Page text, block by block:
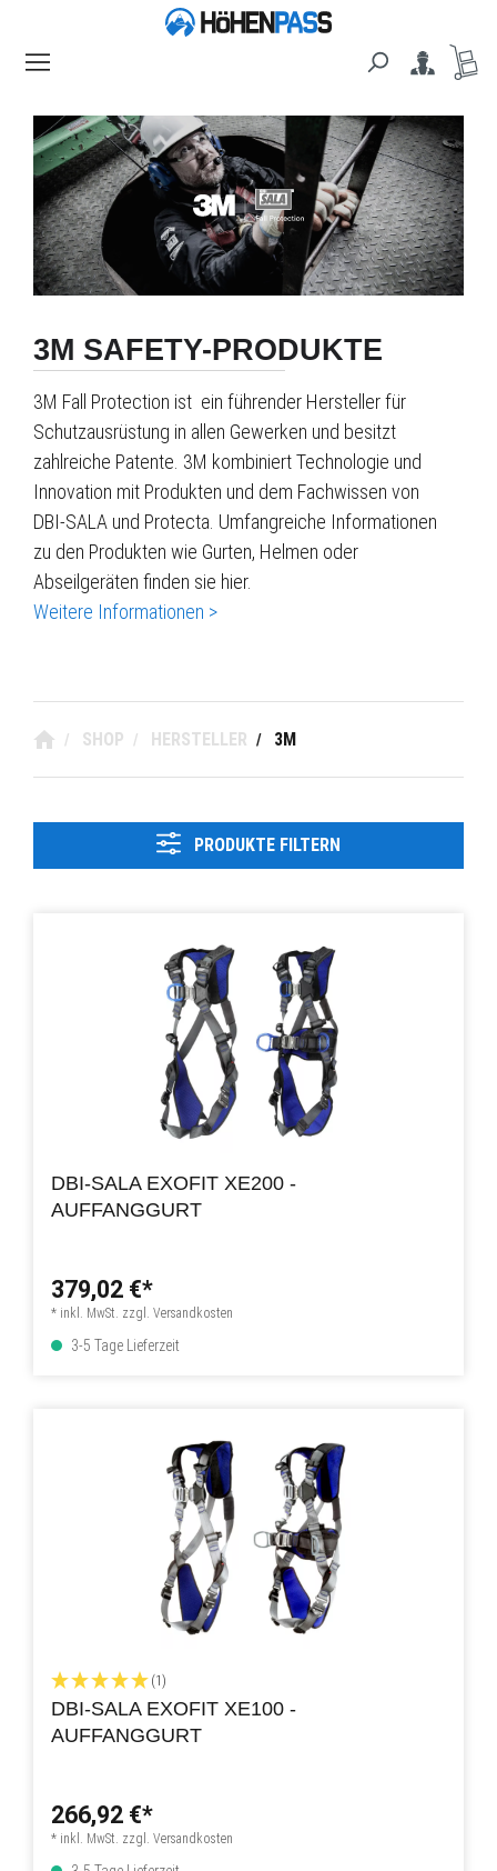
3M SAFETY-PRODUKTE
3M Fall Protection ist ein führender Hersteller für
Schutzausrüstung in allen Gewerken und besitzt
zahlreiche Patente. 3M kombiniert Technologie und
Innovation mit Produkten und dem Fachwissen von
DBI-SALA und Protecta. Umfangreiche Informationen
zu den Produkten wie Gurten, Helmen oder
Abseilgeräten finden sie hier.
Weitere Informationen >
/ SHOP / HERSTELLER / 3M
PRODUKTE FILTERN
DBI-SALA EXOFIT XE200 -
AUFFANGGURT
379,02 €*
* inkl. MwSt. zzgl. Versandkosten
3-5 Tage Lieferzeit
(1)
DBI-SALA EXOFIT XE100 -
AUFFANGGURT
266,92 €*
* inkl. MwSt. zzgl. Versandkosten